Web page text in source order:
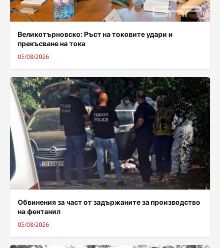
Великотърновско: Ръст на токовите удари и
прекъсване на тока
05/08/2026
Обвинения за част от задържаните за производство
на фентанил
05/08/2026